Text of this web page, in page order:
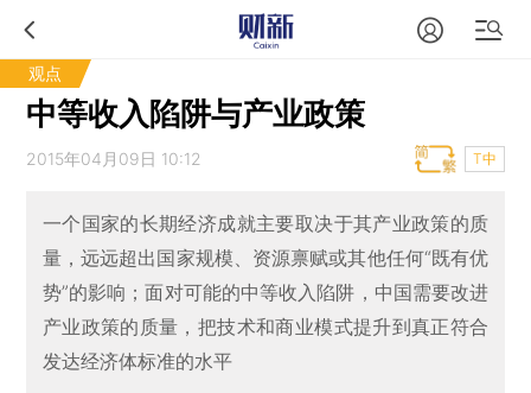
观点
中等收入陷阱与产业政策
2015年04月09日 10:12 T中
一个国家的长期经济成就主要取决于其产业政策的质
量，远远超出国家规模、资源禀赋或其他任何“既有优
势”的影响；面对可能的中等收入陷阱，中国需要改进
产业政策的质量，把技术和商业模式提升到真正符合
发达经济体标准的水平